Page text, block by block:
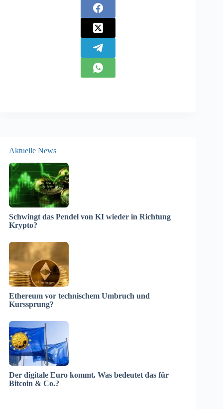
Aktuelle News
Schwingt das Pendel von KI wieder in Richtung
Krypto?
Ethereum vor technischem Umbruch und
Kurssprung?
Der digitale Euro kommt. Was bedeutet das für
Bitcoin & Co.?